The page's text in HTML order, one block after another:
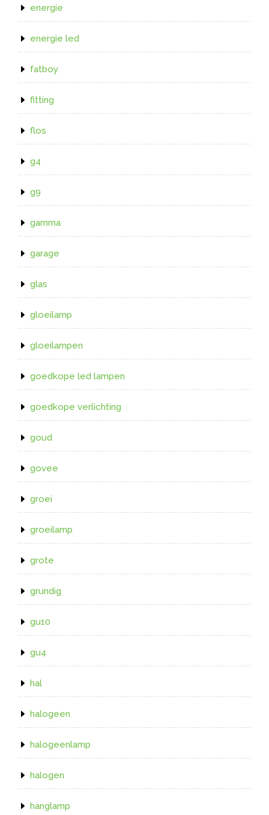
energie
energie led
fatboy
fitting
flos
g4
g9
gamma
garage
glas
gloeilamp
gloeilampen
goedkope led lampen
goedkope verlichting
goud
govee
groei
groeilamp
grote
grundig
gu10
gu4
hal
halogeen
halogeenlamp
halogen
hanglamp